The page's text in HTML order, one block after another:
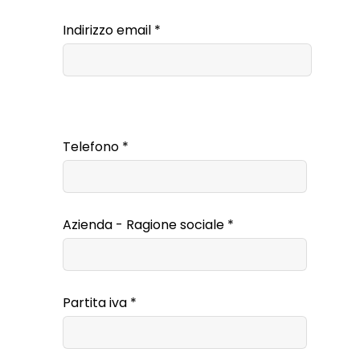
Indirizzo email *
Telefono *
Azienda - Ragione sociale *
Partita iva *